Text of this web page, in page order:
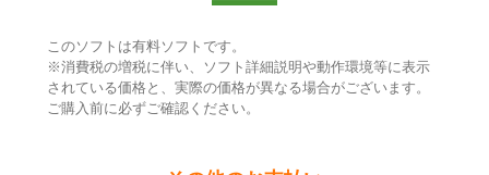
このソフトは有料ソフトです。
※消費税の増税に伴い、ソフト詳細説明や動作環境等に表示
されている価格と、実際の価格が異なる場合がございます。
ご購入前に必ずご確認ください。